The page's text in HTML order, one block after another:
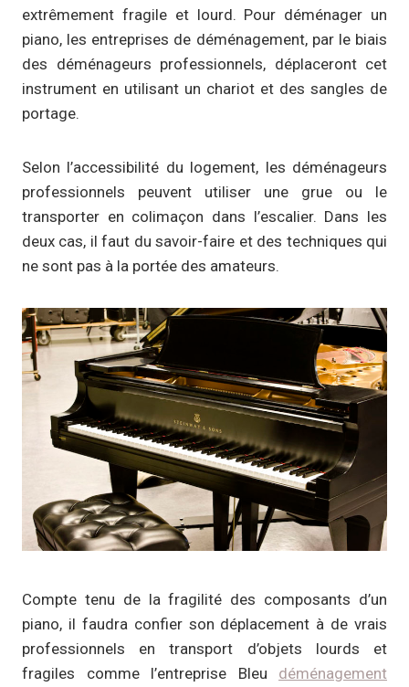
extrêmement fragile et lourd. Pour déménager un
piano, les entreprises de déménagement, par le biais
des déménageurs professionnels, déplaceront cet
instrument en utilisant un chariot et des sangles de
portage.
Selon l’accessibilité du logement, les déménageurs
professionnels peuvent utiliser une grue ou le
transporter en colimaçon dans l’escalier. Dans les
deux cas, il faut du savoir-faire et des techniques qui
ne sont pas à la portée des amateurs.
Compte tenu de la fragilité des composants d’un
piano, il faudra confier son déplacement à de vrais
professionnels en transport d’objets lourds et
fragiles comme l’entreprise Bleu déménagement